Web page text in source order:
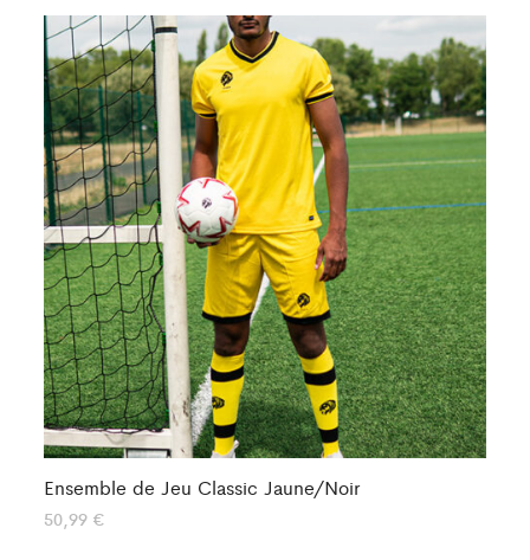
Ensemble de Jeu Classic Jaune/Noir
50,99 €